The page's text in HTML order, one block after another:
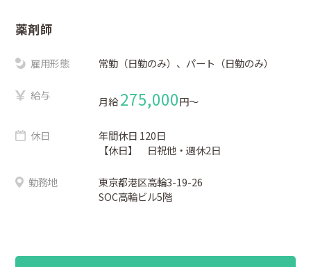
薬剤師
雇用形態 常勤（日勤のみ）、パート（日勤のみ）
給与 月給275,000円〜
休日
年間休日 120日
【休日】 日祝他・週休2日
勤務地
東京都港区高輪3-19-26
SOC高輪ビル5階